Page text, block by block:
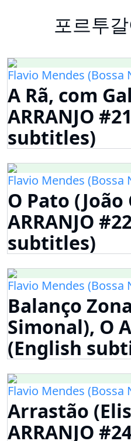
포르투
Flavio Mendes (Bossa
A Rã, com
ARRANJO
subtitles)
Flavio Mendes (Bossa
O Pato
ARRANJO
subtitles)
Flavio Mendes (Bossa
Balanço
Simonal), O
(English
Flavio Mendes (Bossa
Arrastão
ARRANJO